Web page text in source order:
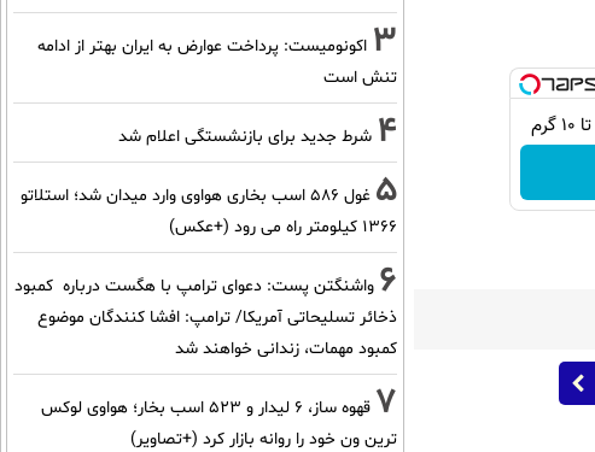
3 اکونومیست: پرداخت عوارض به ایران بهتر از ادامه
تنش است
4 شرط جدید برای بازنشستگی اعلام شد
5
غول 586 اسب بخاری هواوی وارد میدان شد؛ استلاتو
1366 کیلومتر راه می رود (+عکس)
6 واشنگتن پست: دعوای ترامپ با هگست درباره کمبود
ذخائر تسلیحاتی آمریکا/ ترامپ: افشا کنندگان موضوع
کمبود مهمات، زندانی خواهند شد
7
قهوه ساز، 6 لیدار و 523 اسب بخار؛ هواوی لوکس
ترین ون خود را روانه بازار کرد (+تصاویر)